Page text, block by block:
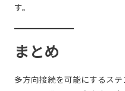
す。
まとめ
多方向接続を可能にするス